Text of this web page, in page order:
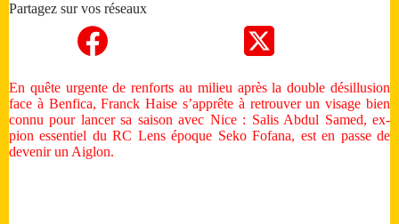
Partagez sur vos réseaux
En quête urgente de renforts au milieu après la double désillusion
face à Benfica, Franck Haise s’apprête à retrouver un visage bien
connu pour lancer sa saison avec Nice : Salis Abdul Samed, ex-
pion essentiel du RC Lens époque Seko Fofana, est en passe de
devenir un Aiglon.